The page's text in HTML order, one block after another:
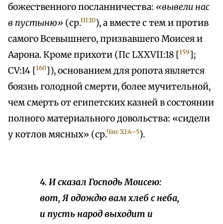
божественного посланничества: «вывели нас
в пустыню» (ср.III:10), а вместе с тем и против
самого Всевышнего, призвавшего Моисея и
Аарона. Кроме прихоти (Пс LXXVII:18 [159 ];
CV:14 [160]), основанием для ропота является
боязнь голодной смерти, более мучительной,
чем смерть от египетских казней в состоянии
полного материального довольства: «сидели
у котлов мясных» (ср.Чис XI:4–5).
4. И сказал Господь Моисею:
вот, Я одождю вам хлеб с неба,
и пусть народ выходит и